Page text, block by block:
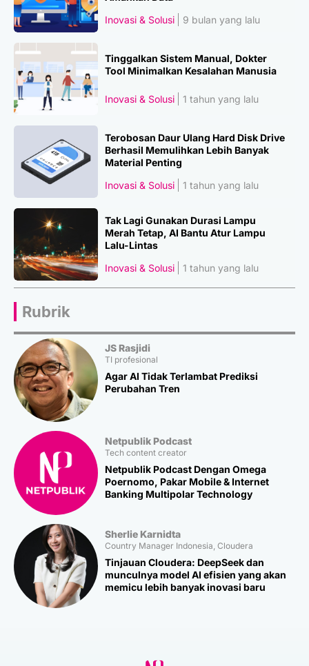
Inovasi & Solusi
9 bulan yang lalu
Tinggalkan Sistem Manual, Dokter
Tool Minimalkan Kesalahan Manusia
Inovasi & Solusi 1 tahun yang lalu
Terobosan Daur Ulang Hard Disk Drive
Berhasil Memulihkan Lebih Banyak
Material Penting
Inovasi & Solusi
1 tahun yang lalu
Tak Lagi Gunakan Durasi Lampu
Merah Tetap, AI Bantu Atur Lampu
Lalu-Lintas
Inovasi & Solusi
1 tahun yang lalu
Rubrik
JS Rasjidi
TI profesional
Agar AI Tidak Terlambat Prediksi
Perubahan Tren
Netpublik Podcast
Tech content creator
Netpublik Podcast Dengan Omega
Poernomo, Pakar Mobile & Internet
Banking Multipolar Technology
Sherlie Karnidta
Country Manager Indonesia, Cloudera
Tinjauan Cloudera: DeepSeek dan
munculnya model AI efisien yang akan
memicu lebih banyak inovasi baru